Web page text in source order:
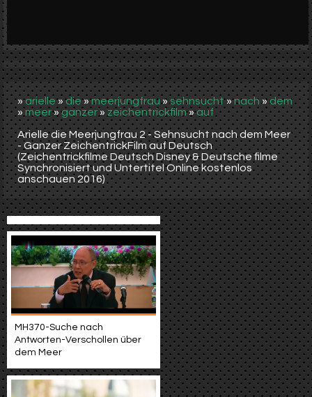
Video suchen
»arielle»die»meerjungfrau»sehnsucht»nach»dem
»meer»ganzer» zeichentrickfilm»auf
Arielle die Meerjungfrau 2 - Sehnsucht nach dem Meer
- Ganzer ZeichentrickFilm auf Deutsch
(Zeichentrickfilme Deutsch Disney & Deutsche filme
Synchronisiert und Untertitel Online kostenlos
anschauen 2016)
MH370-Suche nach
Antworten-Verschollen über
dem Meer